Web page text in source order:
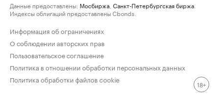
Данные предоставлены: Мосбиржа Санкт-Петербургская биржа
Индексы облигаций предоставлены Cbonds.
Информация об ограничениях
О соблюдении авторских прав
Пользовательское соглашение
Политика в отношении обработки персональных данных
Политика обработки файлов cookie
18+